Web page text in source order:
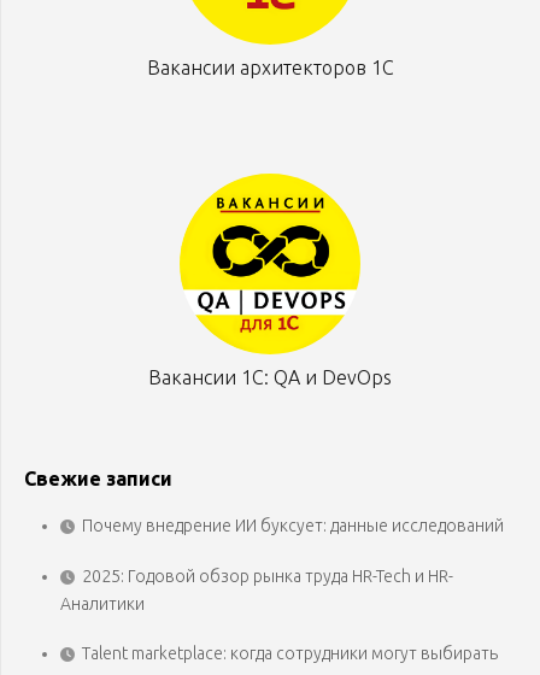
Вакансии архитекторов 1С
Вакансии 1С: QA и DevOps
Свежие записи
Почему внедрение ИИ буксует: данные исследований
2025: Годовой обзор рынка труда HR-Tech и HR-
Аналитики
Talent marketplace: когда сотрудники могут выбирать